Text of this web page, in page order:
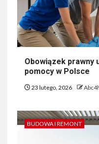
Obowiązek prawny
pomocy w Polsce
23 lutego, 2026
BUDOWA I REMONT